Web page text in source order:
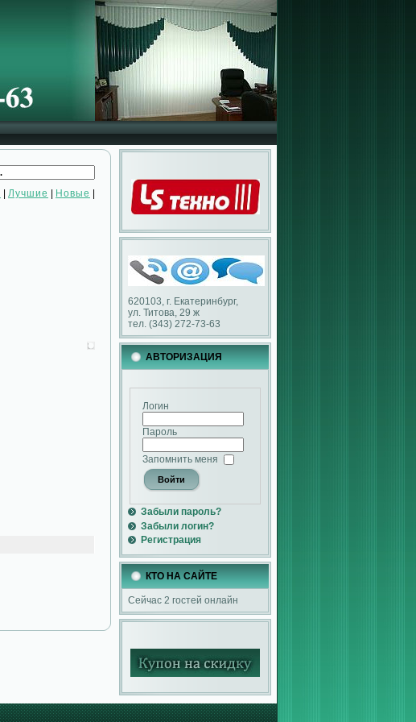
Лучшие Новые
620103, г. Екатеринбург,
ул. Титова, 29 ж
тел. (343) 272-73-63
АВТОРИЗАЦИЯ
Логин
Пароль
Запомнить меня
Забыли пароль?
Забыли логин?
Регистрация
КТО НА САЙТЕ
Сейчас 2 гостей онлайн